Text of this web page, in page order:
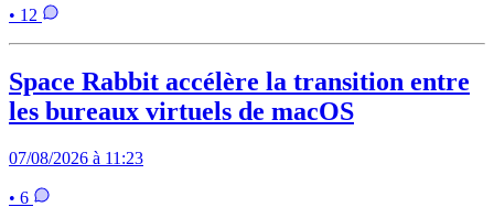
• 12
Space Rabbit accélère la transition entre
les bureaux virtuels de macOS
07/08/2026 à 11:23
• 6